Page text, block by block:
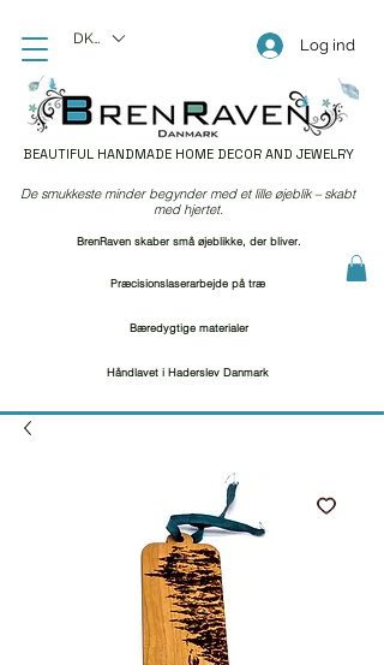
BEAUTIFUL HANDMADE HOME DECOR AND JEWELRY
Log ind
DKK (kr)
Præcisionslaserarbejde på træ
Bæredygtige materialer
Håndlavet i Haderslev Danmark
De smukkeste minder begynder med et lille øjeblik – skabt
med hjertet.
BrenRaven skaber små øjeblikke, der bliver.